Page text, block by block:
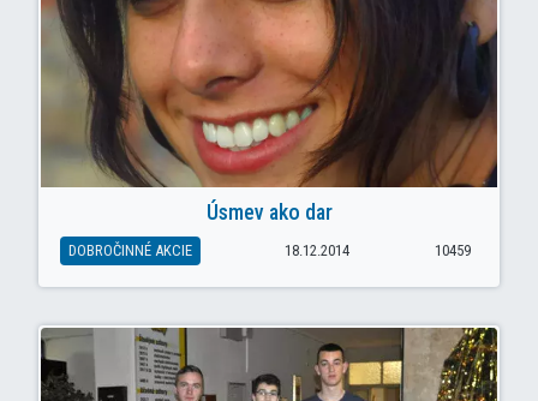
Úsmev ako dar
DOBROČINNÉ AKCIE 18.12.2014 10459